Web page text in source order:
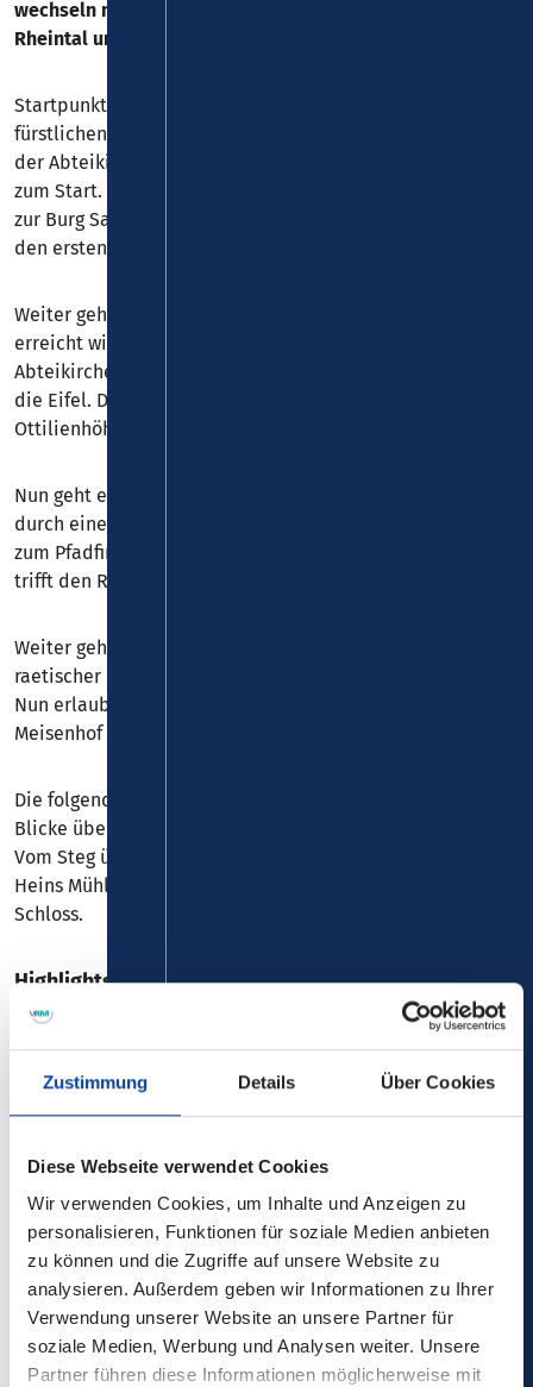
Zustimmung Details Über Cookies
Diese Webseite verwendet Cookies
Wir verwenden Cookies, um Inhalte und Anzeigen zu
personalisieren, Funktionen für soziale Medien anbieten
zu können und die Zugriffe auf unsere Website zu
analysieren. Außerdem geben wir Informationen zu Ihrer
Verwendung unserer Website an unsere Partner für
soziale Medien, Werbung und Analysen weiter. Unsere
Partner führen diese Informationen möglicherweise mit
wechseln mit sagenhaft schönen Aussichten bis weit ins
Rheintal und in die Eifel hinein.
Startpunkt ist das Schloss Sayn, gegenüber dem
fürstlichen Schlosspark. Wer nicht am Schloss, sondern an
der Abteikirche parkt, gelangt über die Brexbachstraße
zum Start. Über die Schlossterrasse läuft der Pfad hinauf
zur Burg Sayn, am sehenswerten Gemäuer gibt es bereits
den ersten herrlichen Ausblick.
Weiter geht es auf geradem Weg bis die Oskarhöhe
erreicht wird. Hier findet man tolle Aussichten auf die
Abteikirche, das romantische "Alt-Sayn", das Rheintal und
die Eifel. Der Weg quert die L306 und erreicht bei der
Ottilienhöhe den Waldrand.
Nun geht es abwärts, über ein Nebental zum Brexbach,
durch eine abwechslungsreiche Bachauenlandschaft bis
zum Pfadfinderlager. Ein schmaler Pfad führt hinauf und
trifft den Rheinsteig.
Weiter geht es bergauf zum Welterbe obergermanisch-
raetischer Limes mit dem rekonstruierten Römerturm.
Nun erlaubt der fast ebene Waldweg Erholung, der
Meisenhof lädt zur Einkehr.
Die folgende Passage über freies Feld bietet erneut tolle
Blicke über das Rheintal. Dann geht es hinab nach Sayn.
Vom Steg über den Brexbach, vorbei am Mühlenmuseum
Heins Mühle sind es nur noch wenige Schritte zurück zum
Schloss.
Highlights auf dem Saynsteig
Schloss und Burg Sayn
Römerturm
herrliche Bachauenlandschaft im idyllischen Brextal
schöne Waldpfade
Anreise
Bus Linie 8 nach Sayn, Schloss